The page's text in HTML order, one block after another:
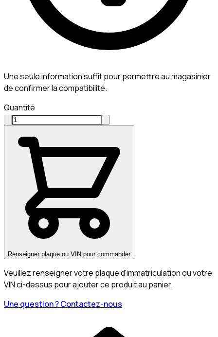
Une seule information suffit pour permettre au magasinier
de confirmer la compatibilité.
Quantité
Renseigner plaque ou VIN pour commander
Veuillez renseigner votre plaque d'immatriculation ou votre
VIN ci-dessus pour ajouter ce produit au panier.
Une question ? Contactez-nous